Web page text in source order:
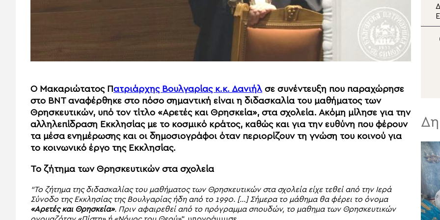
Ο Μακαριώτατος Πατριάρχης Βουλγαρίας κ.κ. Δανιήλ σε συνέντευξη που παραχώρησε
στο BNT αναφέρθηκε στο πόσο σημαντική είναι η διδασκαλία του μαθήματος των
Θρησκευτικών, υπό τον τίτλο «Αρετές και Θρησκεία», στα σχολεία. Ακόμη μίλησε για την
αλληλεπίδραση Εκκλησίας με το κοσμικό κράτος, καθώς και για την ευθύνη που φέρουν
τα μέσα ενημέρωσης και οι δημοσιογράφοι όταν περιορίζουν τη γνώση του κοινού για
το κοινωνικό έργο της Εκκλησίας.
Το ζήτημα των Θρησκευτικών στα σχολεία
“Το ζήτημα της διδασκαλίας του μαθήματος των Θρησκευτικών στα σχολεία είχε τεθεί από την Ιερά
Σύνοδο της Εκκλησίας της Βουλγαρίας ήδη από το 1990. […] Σήμερα το μάθημα θα φέρει το όνομα
«Αρετές και Θρησκεία». Πριν αφαιρεθεί από το πρόγραμμα σπουδών, το μαθημα των Θρησκευτικών
Ο Κρήτης Ευγένιος στη
διπλή εορτή της Σάμου